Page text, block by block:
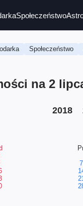
Społeczeństwo
Społeczeństwo
na 2
2018
7